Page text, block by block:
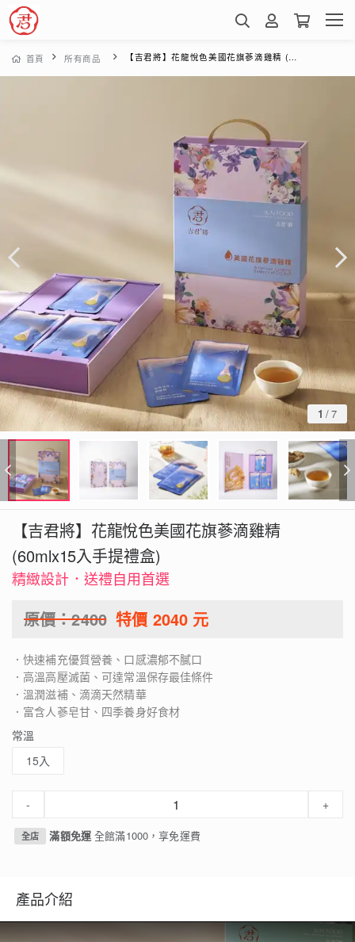
首頁 所有商品 【吉君將】花龍悅色美國花旗蔘滴雞精 (60mlx15入手提禮盒)
1 /7
【吉君將】花龍悅色美國花旗蔘滴雞精
(60mlx15入手提禮盒)
精緻設計．送禮自用首選
原價：2400 特價 2040 元
．快速補充優質營養、口感濃郁不膩口
．高溫高壓滅菌、可達常溫保存最佳條件
．溫潤滋補、滴滴天然精華
．富含人蔘皂甘、四季養身好食材
常溫
15入
- +
全店 滿額免運全館滿1000，享免運費
產品介紹